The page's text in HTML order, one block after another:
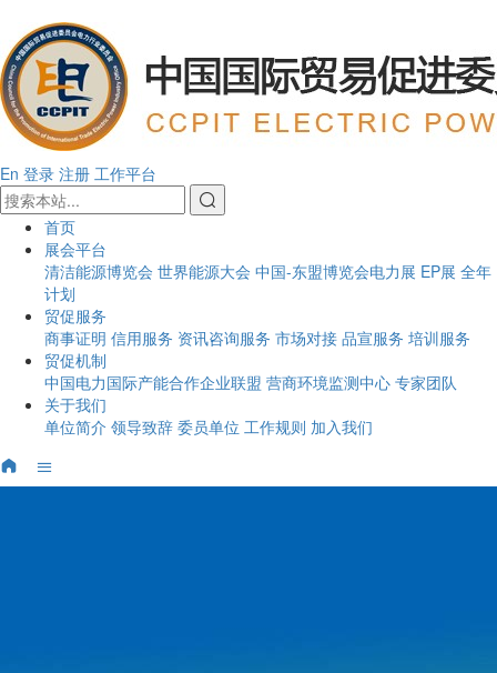
En 登录 注册 工作平台
首页
展会平台
清洁能源博览会 世界能源大会 中国-东盟博览会电力展 EP展 全年
计划
贸促服务
商事证明 信用服务 资讯咨询服务 市场对接 品宣服务 培训服务
贸促机制
中国电力国际产能合作企业联盟 营商环境监测中心 专家团队
关于我们
单位简介 领导致辞 委员单位 工作规则 加入我们